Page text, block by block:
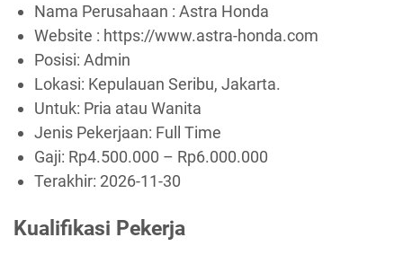
Nama Perusahaan : Astra Honda
Website : https://www.astra-honda.com
Posisi: Admin
Lokasi: Kepulauan Seribu, Jakarta.
Untuk: Pria atau Wanita
Jenis Pekerjaan: Full Time
Gaji: Rp4.500.000 – Rp6.000.000
Terakhir: 2026-11-30
Kualifikasi Pekerja